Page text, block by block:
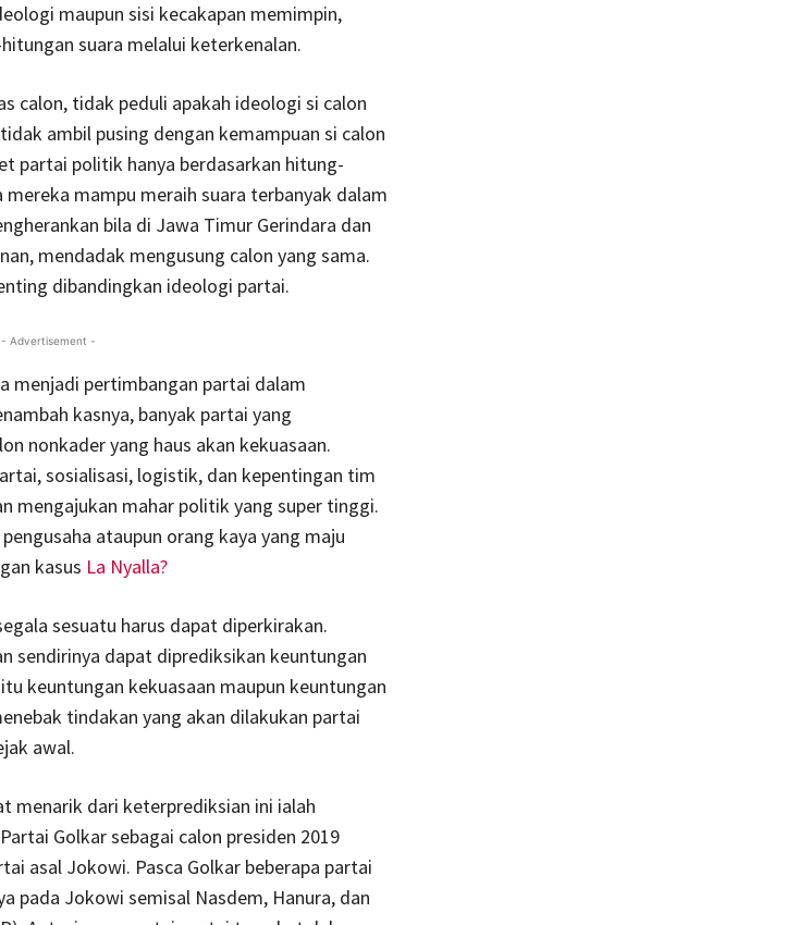
maupun sisi kecakapan memimpin,
suara melalui keterkenalan.
calon, tidak peduli apakah ideologi si calon
ambil pusing dengan kemampuan si calon
partai politik hanya berdasarkan hitung-
mampu meraih suara terbanyak dalam
bila di Jawa Timur Gerindara dan
mendadak mengusung calon yang sama.
dibandingkan ideologi partai.
- Advertisement -
menjadi pertimbangan partai dalam
kasnya, banyak partai yang
nonkader yang haus akan kekuasaan.
sosialisasi, logistik, dan kepentingan tim
mengajukan mahar politik yang super tinggi.
ataupun orang kaya yang maju
kasus La Nyalla?
sesuatu harus dapat diperkirakan.
sendirinya dapat diprediksikan keuntungan
keuntungan kekuasaan maupun keuntungan
tindakan yang akan dilakukan partai
awal.
menarik dari keterprediksian ini ialah
Golkar sebagai calon presiden 2019
asal Jokowi. Pasca Golkar beberapa partai
pada Jokowi semisal Nasdem, Hanura, dan